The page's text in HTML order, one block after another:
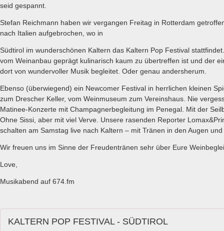
seid gespannt.
Stefan Reichmann haben wir vergangen Freitag in Rotterdam
nach Italien aufgebrochen, wo in
Südtirol im wunderschönen Kaltern das Kaltern Pop Festival
vom Weinanbau geprägt kulinarisch kaum zu übertreffen ist und der
dort von wundervoller Musik begleitet. Oder genau andersherum.
Ebenso (überwiegend) ein Newcomer Festival in herrlichen kleinen
zum Drescher Keller, vom Weinmuseum zum Vereinshaus. Nie
Matinee-Konzerte mit Champagnerbegleitung im Penegal. Mit der
Ohne Sissi, aber mit viel Verve. Unsere rasenden Reporter
schalten am Samstag live nach Kaltern – mit Tränen in den Augen
Wir freuen uns im Sinne der Freudentränen sehr über Eure
Love,
Musikabend auf 674.fm
KALTERN POP FESTIVAL - SÜDTIROL